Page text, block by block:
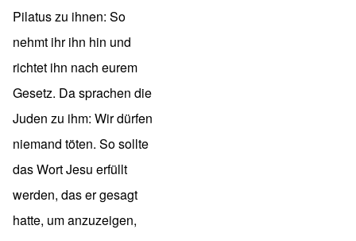
Pilatus zu ihnen: So
nehmt ihr ihn hin und
richtet ihn nach eurem
Gesetz. Da sprachen die
Juden zu ihm: Wir dürfen
niemand töten. So sollte
das Wort Jesu erfüllt
werden, das er gesagt
hatte, um anzuzeigen,